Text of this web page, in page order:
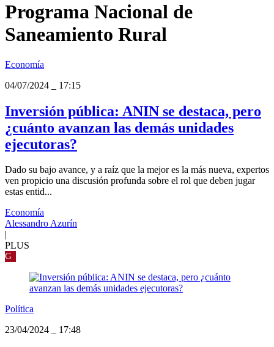
Programa Nacional de
Saneamiento Rural
Economía
04/07/2024
17:15
Inversión pública: ANIN se destaca, pero
¿cuánto avanzan las demás unidades
ejecutoras?
Dado su bajo avance, y a raíz que la mejor es la más nueva, expertos
ven propicio una discusión profunda sobre el rol que deben jugar
estas entid...
Economía
Alessandro Azurín
PLUS
G
Política
23/04/2024
17:48